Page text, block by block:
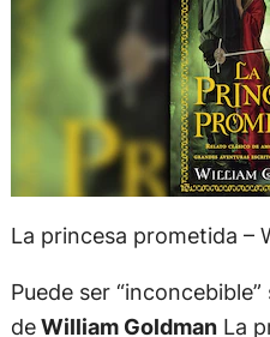
La princesa prometida –
Puede ser
deWilliam GoldmanLa